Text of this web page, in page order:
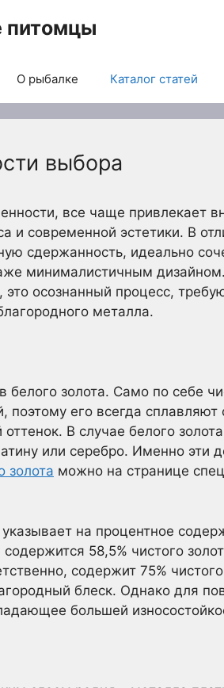
О рыбалке Каталог статей
выбора
все чаще привлекает
и современной эстетики. В
сдержанность, идеально
минималистичным
это осознанный процесс,
металла.
белого золота. Само по себе
его всегда сплавляют
В случае белого
или серебро. Именно эти
золота можно на странице
на процентное
58,5% чистого
содержит 75%
блеск. Однако для
большей